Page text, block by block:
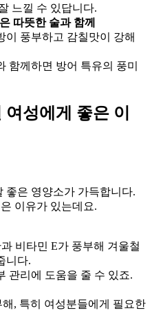
느낄 수 있답니다.
따뜻한 술과 함께
이 풍부하고 감칠맛이 강해
함께하면 방어 특유의 풍미
성에게 좋은 이
좋은 영양소가 가득합니다.
이유가 있는데요.
비타민 E가 풍부해 겨울철
니다.
관리에 도움을 줄 수 있죠.
, 특히 여성분들에게 필요한